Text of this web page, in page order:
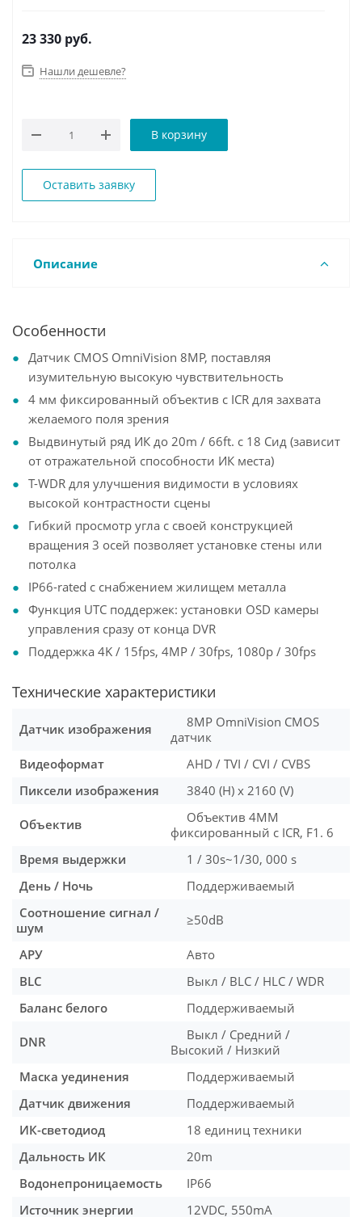
23 330 руб.
Нашли дешевле?
В корзину
Оставить заявку
Описание
Особенности
Датчик CMOS OmniVision 8MP, поставляя
изумительную высокую чувствительность
4 мм фиксированный объектив с ICR для захвата
желаемого поля зрения
Выдвинутый ряд ИК до 20m / 66ft. с 18 Сид (зависит
от отражательной способности ИК места)
T-WDR для улучшения видимости в условиях
высокой контрастности сцены
Гибкий просмотр угла с своей конструкцией
вращения 3 осей позволяет установке стены или
потолка
IP66-rated с снабжением жилищем металла
Функция UTC поддержек: установки OSD камеры
управления сразу от конца DVR
Поддержка 4K / 15fps, 4MP / 30fps, 1080p / 30fps
Технические характеристики
Датчик изображения
8MP OmniVision CMOS
датчик
Видеоформат
AHD / TVI / CVI / CVBS
Пиксели изображения
3840 (H) x 2160 (V)
Объектив
Объектив 4MM
фиксированный с ICR, F1. 6
Время выдержки
1 / 30s~1/30, 000 s
День / Ночь
Поддерживаемый
Соотношение сигнал /
шум
≥50dB
АРУ
Авто
BLC
Выкл / BLC / HLC / WDR
Баланс белого
Поддерживаемый
DNR
Выкл / Средний /
Высокий / Низкий
Маска уединения
Поддерживаемый
Датчик движения
Поддерживаемый
ИК-светодиод
18 единиц техники
Дальность ИК
20m
Водонепроницаемость
IP66
Источник энергии
12VDC, 550mA